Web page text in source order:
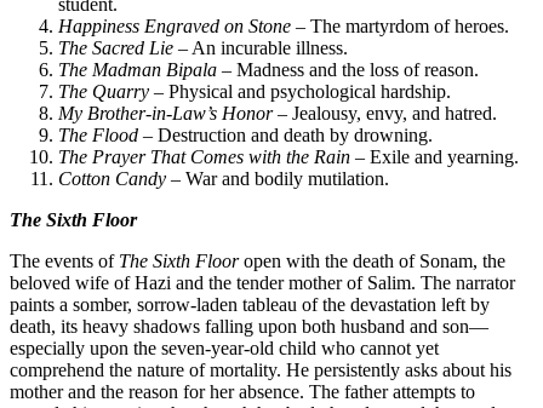
Happiness Engraved on Stone
The Sacred Lie
The Madman Bipala– Madness
The Quarry– Physical and
My Brother-in-Law’s Honor–
The Flood– Destruction and
The Prayer That Comes with the
Cotton Candy– War and bodily
The events ofThe Sixth Flooropen with
beloved wife of Hazi and the tender
paints a somber, sorrow-laden tableau
death, its heavy shadows falling upon
especially upon the seven-year-old child
comprehend the nature of mortality. He
mother and the reason for her absence.